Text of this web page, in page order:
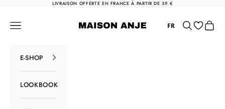
Passer au contenuLIVRAISON OFFERTE EN FRANCE À PARTIR DE 39 €
Maison Anje
Menu FR Rechercher
Panier
E-SHOP
LOOKBOOK